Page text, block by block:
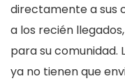
directamente a sus
a los recién
para su comunidad.
ya no tienen que